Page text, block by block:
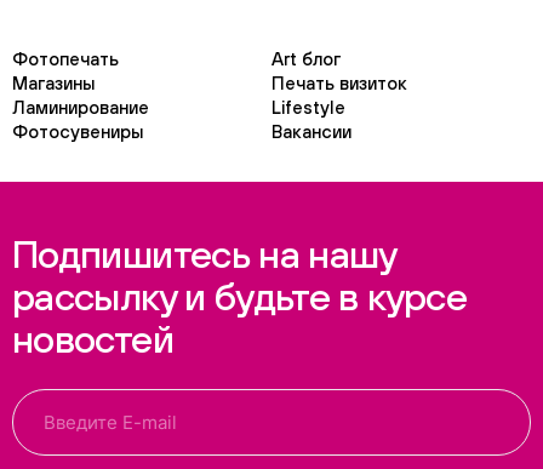
Фотопечать
Art блог
Магазины
Печать визиток
Ламинирование
Lifestyle
Фотосувениры
Вакансии
Подпишитесь на нашу
рассылку и будьте в курсе
новостей